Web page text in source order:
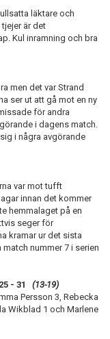
läktare och
är det
Kul inramning och bra
men det var Strand
ser ut att gå mot en ny
för andra
i dagens match.
i några avgörande
var mot tufft
innan det kommer
hemmalaget på en
seger för
kramar ur det sista
nummer 7 i serien
- 31 (13-19)
Persson 3, Rebecka
Wikblad 1 och Marlene